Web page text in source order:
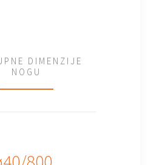
DIMENZIJE
NOGU